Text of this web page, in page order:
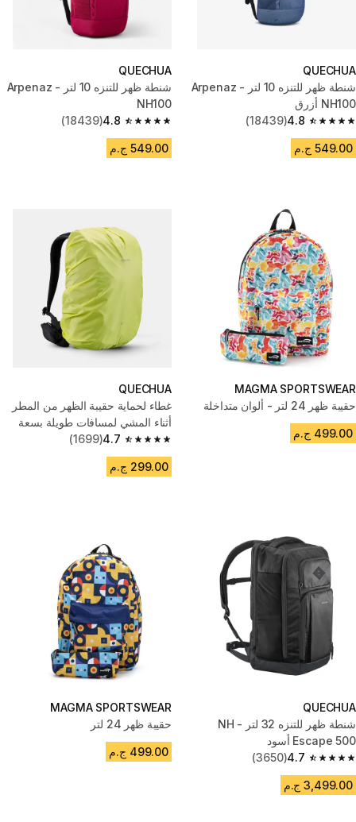
QUECHUA
شنطة ظهر للتنزه 10 لتر - Arpenaz
NH100 أزرق
4.8
4.8 out of 5 stars from 18439 reviews
(18439)
549.00 ج.م
QUECHUA
شنطة ظهر للتنزه 10 لتر - Arpenaz
NH100
4.8
4.8 out of 5 stars from 18439 reviews
(18439)
549.00 ج.م
MAGMA SPORTSWEAR
حقيبة ظهر 24 لتر - ألوان متداخلة
499.00 ج.م
QUECHUA
غطاء لحماية حقيبة الظهر من المطر
أثناء المشي لمسافات طويلة بسعة
10/20 لتر
4.7
4.7 out of 5 stars from 1699 reviews
(1699)
299.00 ج.م
QUECHUA
شنطة ظهر للتنزه 32 لتر - NH
Escape 500 أسود
4.7
4.7 out of 5 stars from 3650 reviews
(3650)
3,499.00 ج.م
MAGMA SPORTSWEAR
حقيبة ظهر 24 لتر
499.00 ج.م